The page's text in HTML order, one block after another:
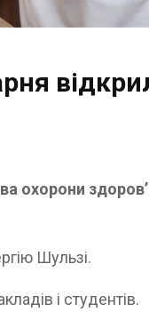
охорони
Шульзі.
і студентів.